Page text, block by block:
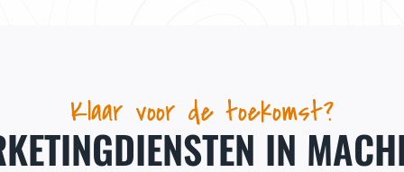
Klaar voor de toekomst?
IN